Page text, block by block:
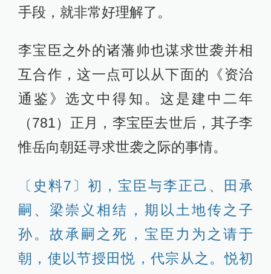
手段，就非常好理解了。
李宝臣之外的诸藩帅也谋求世袭并相
互合作，这一点可以从下面的《资治
通鉴》选文中得知。这是建中二年
（781）正月，李宝臣去世后，其子李
惟岳向朝廷寻求世袭之际的事情。
〔史料7〕初，宝臣与李正己、田承
嗣、梁崇义相结，期以土地传之子
孙。故承嗣之死，宝臣力为之请于
朝，使以节授田悦，代宗从之。悦初